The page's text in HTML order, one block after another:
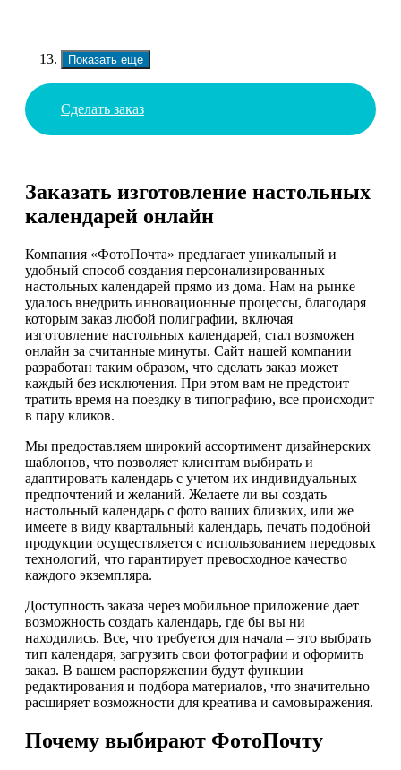
Показать еще
Сделать заказ
Заказать изготовление настольных
календарей онлайн
Компания «ФотоПочта» предлагает уникальный и
удобный способ создания персонализированных
настольных календарей прямо из дома. Нам на рынке
удалось внедрить инновационные процессы, благодаря
которым заказ любой полиграфии, включая
изготовление настольных календарей, стал возможен
онлайн за считанные минуты. Сайт нашей компании
разработан таким образом, что сделать заказ может
каждый без исключения. При этом вам не предстоит
тратить время на поездку в типографию, все происходит
в пару кликов.
Мы предоставляем широкий ассортимент дизайнерских
шаблонов, что позволяет клиентам выбирать и
адаптировать календарь с учетом их индивидуальных
предпочтений и желаний. Желаете ли вы создать
настольный календарь с фото ваших близких, или же
имеете в виду квартальный календарь, печать подобной
продукции осуществляется с использованием передовых
технологий, что гарантирует превосходное качество
каждого экземпляра.
Доступность заказа через мобильное приложение дает
возможность создать календарь, где бы вы ни
находились. Все, что требуется для начала – это выбрать
тип календаря, загрузить свои фотографии и оформить
заказ. В вашем распоряжении будут функции
редактирования и подбора материалов, что значительно
расширяет возможности для креатива и самовыражения.
Почему выбирают ФотоПочту